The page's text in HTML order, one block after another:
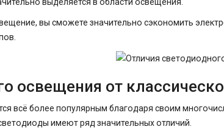
вы сможете значительно сэкономить
освещения от
всё более популярным благодаря своим
имеют ряд значительных отличий.